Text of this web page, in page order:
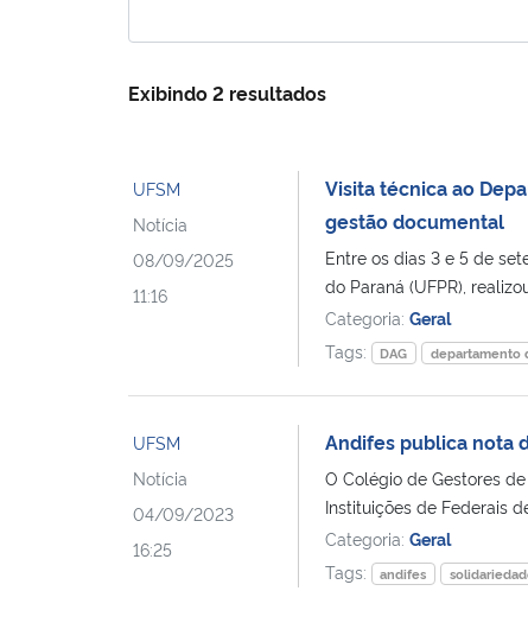
Exibindo 2 resultados
UFSM
Notícia
08/09/2025
11:16
Visita técnica ao
gestão documental​
Entre os dias 3 e 5 de
do Paraná (UFPR),
Categoria: Geral
Tags:
DAG departamento
UFSM
Notícia
04/09/2023
16:25
Andifes publica nota
O Colégio de Gestores
Instituições de Federais
Categoria: Geral
Tags:
andifes